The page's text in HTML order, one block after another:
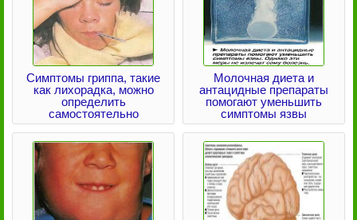
Симптомы гриппа, такие
как лихорадка, можно
определить
самостоятельно
Молочная диета и
антацидные препараты
помогают уменьшить
симптомы язвы